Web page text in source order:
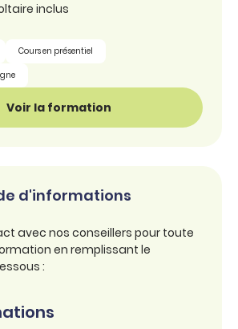
inclus
Cours en présentiel
Voir la formation
d'informations
avec nos conseillers pour toute
en remplissant le
: